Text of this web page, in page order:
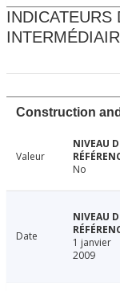
INDICATEURS
Construction
Valeur
No
Date
1 janvier
2009